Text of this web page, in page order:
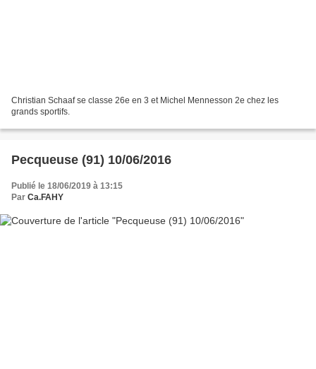
Christian Schaaf se classe 26e en 3 et Michel Mennesson 2e chez les
grands sportifs.
Pecqueuse (91) 10/06/2016
Publié le 18/06/2019 à 13:15
Par Ca.FAHY